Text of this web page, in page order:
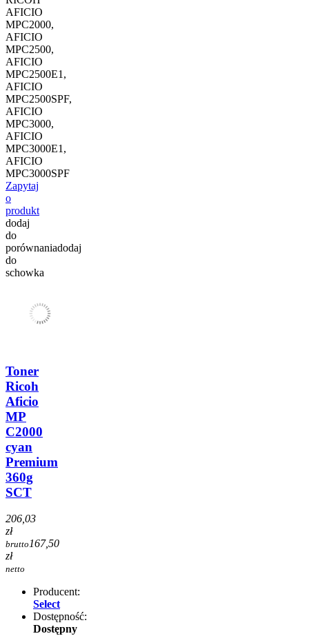
AFICIO
MPC2000,
AFICIO
MPC2500,
AFICIO
MPC2500E1,
AFICIO
MPC2500SPF,
AFICIO
MPC3000,
AFICIO
MPC3000E1,
AFICIO
MPC3000SPF
Zapytaj
o
produkt
dodaj
do
porównaniadodaj
do
schowka
Toner
Ricoh
Aficio
MP
C2000
cyan
Premium
360g
SCT
206,03
zł
brutto 167,50
zł
netto
Producent:
Select
Dostępność:
Dostępny